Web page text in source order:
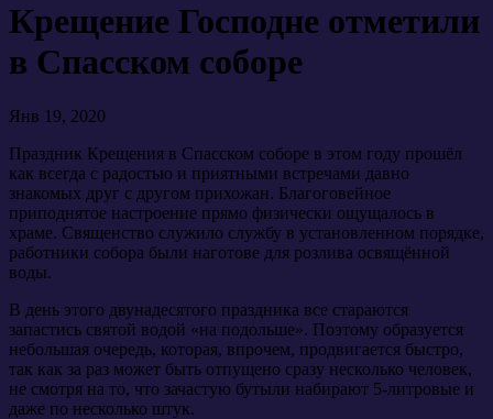
Крещение Господне отметили
в Спасском соборе
Янв 19, 2020
Праздник Крещения в Спасском соборе в этом году прошёл
как всегда с радостью и приятными встречами давно
знакомых друг с другом прихожан. Благоговейное
приподнятое настроение прямо физически ощущалось в
храме. Священство служило службу в установленном порядке,
работники собора были наготове для розлива освящённой
воды.
В день этого двунадесятого праздника все стараются
запастись святой водой «на подольше». Поэтому образуется
небольшая очередь, которая, впрочем, продвигается быстро,
так как за раз может быть отпущено сразу несколько человек,
не смотря на то, что зачастую бутыли набирают 5-литровые и
даже по несколько штук.